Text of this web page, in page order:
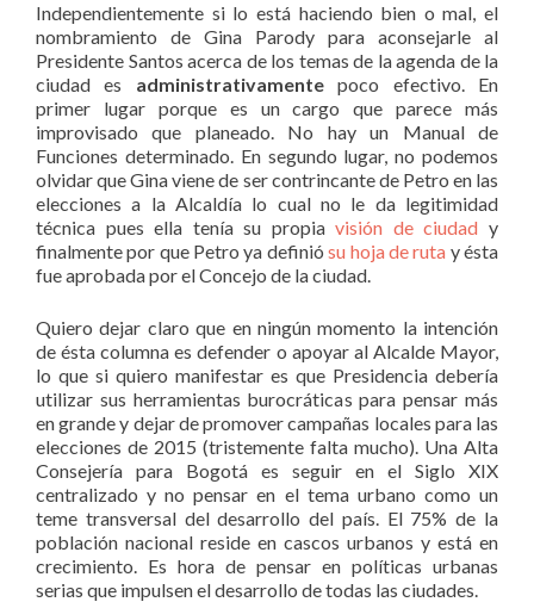
Independientemente si lo está haciendo bien o mal, el
nombramiento de Gina Parody para aconsejarle al
Presidente Santos acerca de los temas de la agenda de la
ciudad es administrativamentepoco efectivo. En
primer lugar porque es un cargo que parece más
improvisado que planeado. No hay un Manual de
Funciones determinado. En segundo lugar, no podemos
olvidar que Gina viene de ser contrincante de Petro en las
elecciones a la Alcaldía lo cual no le da legitimidad
técnica pues ella tenía su propiavisión de ciudad y
finalmente por que Petro ya definiósu hoja de ruta y ésta
fue aprobada por el Concejo de la ciudad.
Quiero dejar claro que en ningún momento la intención
de ésta columna es defender o apoyar al Alcalde Mayor,
lo que si quiero manifestar es que Presidencia debería
utilizar sus herramientas burocráticas para pensar más
en grande y dejar de promover campañas locales para las
elecciones de 2015 (tristemente falta mucho). Una Alta
Consejería para Bogotá es seguir en el Siglo XIX
centralizado y no pensar en el tema urbano como un
teme transversal del desarrollo del país. El 75% de la
población nacional reside en cascos urbanos y está en
crecimiento. Es hora de pensar en políticas urbanas
serias que impulsen el desarrollo de todas las ciudades.